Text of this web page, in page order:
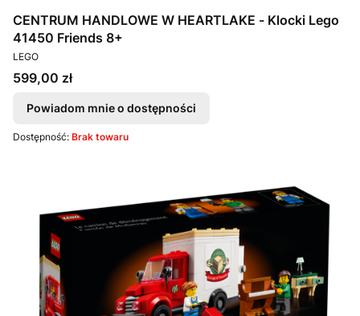
CENTRUM HANDLOWE W HEARTLAKE - Klocki Lego
41450 Friends 8+
PRODUCENT
LEGO
Cena
599,00 zł
Powiadom mnie o dostępności
Dostępność: Brak towaru